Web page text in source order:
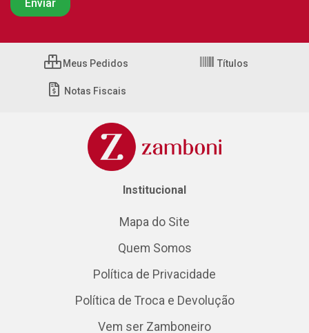
Meus Pedidos Títulos
Notas Fiscais
Institucional
Mapa do Site
Quem Somos
Política de Privacidade
Política de Troca e Devolução
Vem ser Zamboneiro